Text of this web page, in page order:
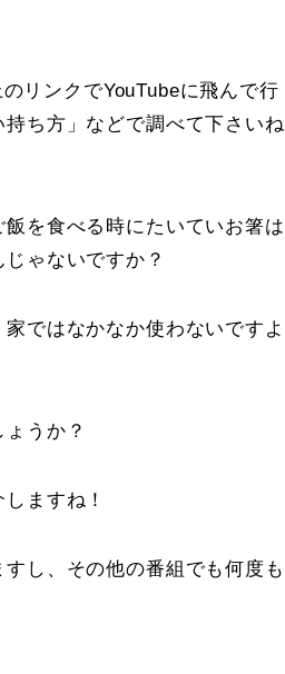
リンクでYouTubeに飛んで行
ち方」などで調べて下さいね
を食べる時にたいていお箸は
ゃないですか？
ではなかなか使わないですよ
うか？
ますね！
し、その他の番組でも何度も